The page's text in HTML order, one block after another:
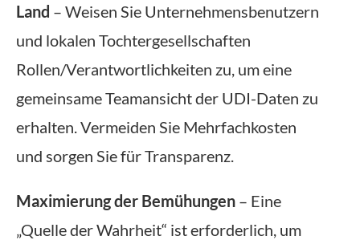
Land – Weisen Sie Unternehmensbenutzern
und lokalen Tochtergesellschaften
Rollen/Verantwortlichkeiten zu, um eine
gemeinsame Teamansicht der UDI-Daten zu
erhalten. Vermeiden Sie Mehrfachkosten
und sorgen Sie für Transparenz.
Maximierung der Bemühungen – Eine
„Quelle der Wahrheit“ ist erforderlich, um